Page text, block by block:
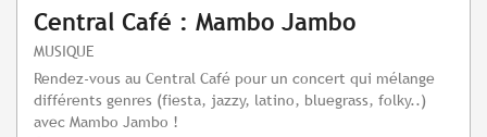
Central Café : Mambo Jambo
MUSIQUE
Rendez-vous au Central Café pour un concert qui mélange
différents genres (fiesta, jazzy, latino, bluegrass, folky..)
avec Mambo Jambo !